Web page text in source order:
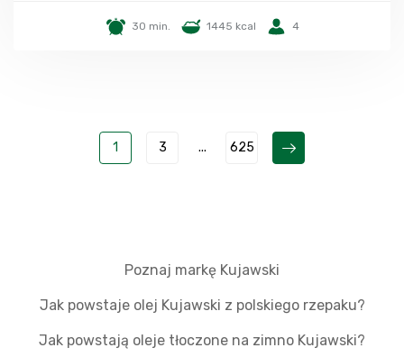
30 min. 1445 kcal 4
1 3 ... 625
Poznaj markę Kujawski
Jak powstaje olej Kujawski z polskiego rzepaku?
Jak powstają oleje tłoczone na zimno Kujawski?